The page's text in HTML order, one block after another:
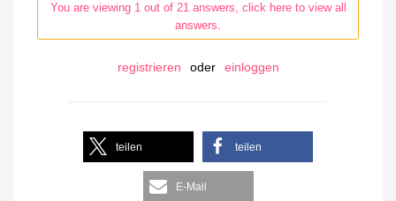
You are viewing 1 out of 21 answers, click here to view all
answers.
registrieren oder einloggen
teilen teilen
E-Mail